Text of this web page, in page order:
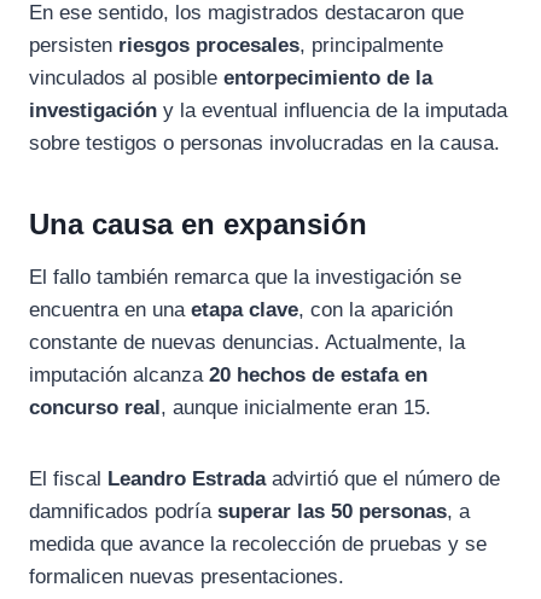
En ese sentido, los magistrados destacaron que
persisten riesgos procesales, principalmente
vinculados al posible entorpecimiento de la
investigación y la eventual influencia de la imputada
sobre testigos o personas involucradas en la causa.
Una causa en expansión
El fallo también remarca que la investigación se
encuentra en una etapa clave, con la aparición
constante de nuevas denuncias. Actualmente, la
imputación alcanza 20 hechos de estafa en
concurso real, aunque inicialmente eran 15.
El fiscal Leandro Estradaadvirtió que el número de
damnificados podría superar las 50 personas, a
medida que avance la recolección de pruebas y se
formalicen nuevas presentaciones.